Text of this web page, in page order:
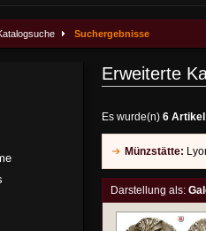
Suchergebnisse
Erweiterte
Es wurde(n) 6 Artikel
Münzstätte:
Darstellung als: